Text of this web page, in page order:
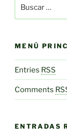
por:
MENÚ
Entries RSS
Comments
ENTRADAS